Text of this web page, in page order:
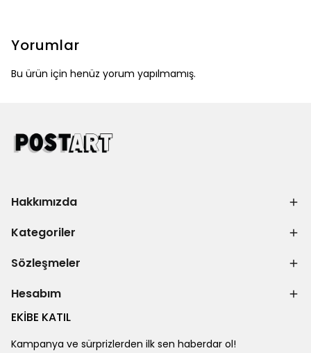
Yorumlar
Bu ürün için henüz yorum yapılmamış.
Hakkımızda
Kategoriler
Sözleşmeler
Hesabım
EKİBE KATIL
Kampanya ve sürprizlerden ilk sen haberdar ol!